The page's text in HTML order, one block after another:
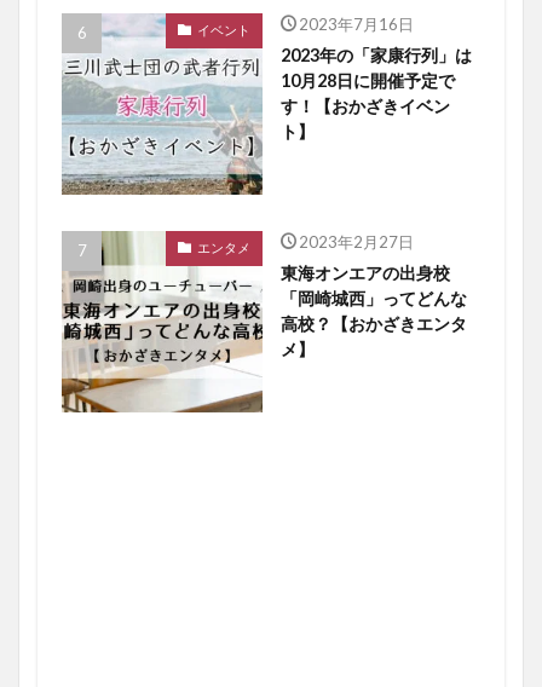
イベント 2023年7月16日
2023年の「家康行列」は
10月28日に開催予定で
す！【おかざきイベン
ト】
エンタメ 2023年2月27日
東海オンエアの出身校
「岡崎城西」ってどんな
高校？【おかざきエンタ
メ】